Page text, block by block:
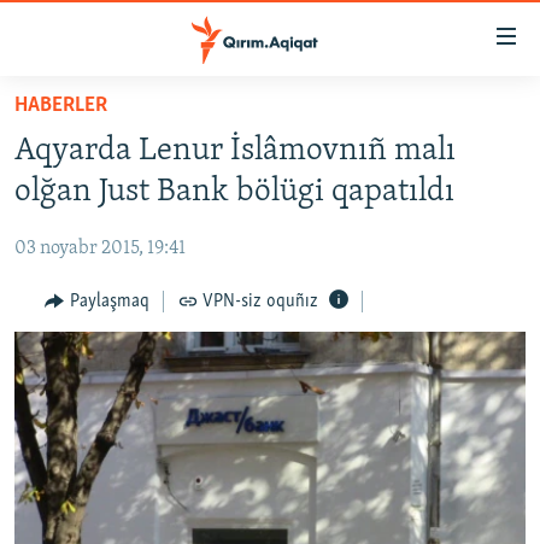
Esas
qaytmaq
Baş
navigatsiyağa
qaytmaq
qaytmaq
HABERLER
SİYASET
İQTİSADİYAT
CEMİYET
MEDENİYET
İNSAN AQLARI
VİDEO
SÜRET
BLOGLAR
FİKİR
HABERLER
Aqyarda Lenur İslâmovnıñ malı
olğan Just Bank bölügi qapatıldı
03 noyabr 2015, 19:41
Paylaşmaq VPN-siz oquñız